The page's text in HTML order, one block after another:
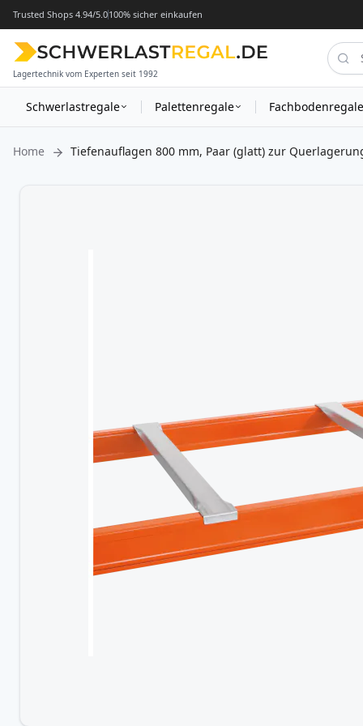
Trusted Shops 4.94/5.0100% sicher einkaufen
Lagertechnik vom Experten seit 1992
Schwerlastregale Fachbodenregale
Palettenregale
Home Tiefenauflagen 800 mm, Paar (glatt) zur